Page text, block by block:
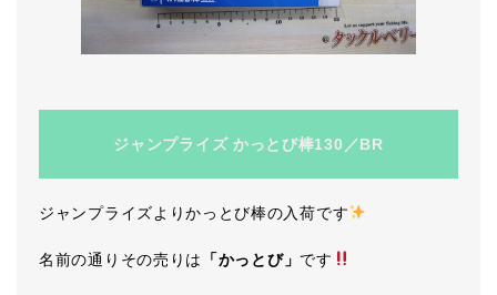
ジャンプライズ かっとび棒130／BR
ジャンプライズよりかっとび棒の入荷です
名前の通りその売りは 「かっとび」 です